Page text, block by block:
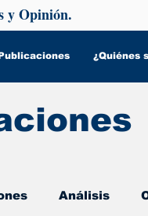
¿Quiénes
y Opinión.
Análisis